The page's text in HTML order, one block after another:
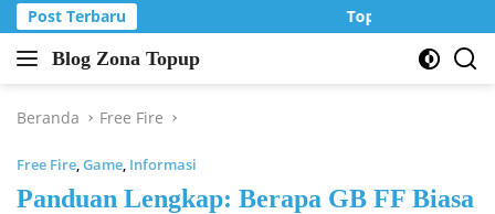
Langsung
ke
konten
Post Terbaru Top Up Murah di
Blog Zona Topup
Tips
Trik
game
online
Beranda Free Fire
Free Fire,Game, Informasi
Panduan Lengkap: Berapa GB FF Biasa